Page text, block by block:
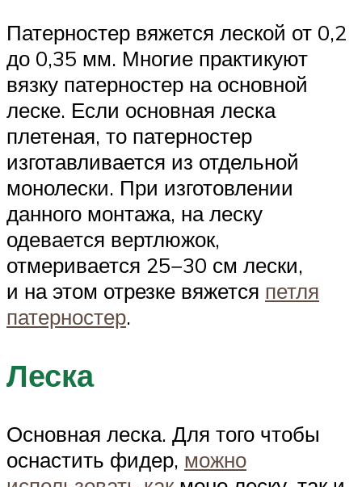
Патерностер вяжется леской от 0,2
до 0,35 мм. Многие практикуют
вязку патерностер на основной
леске. Если основная леска
плетеная, то патерностер
изготавливается из отдельной
монолески. При изготовлении
данного монтажа, на леску
одевается вертлюжок,
отмеривается 25−30 см лески,
и на этом отрезке вяжется петля
патерностер.
Леска
Основная леска. Для того чтобы
оснастить фидер, можно